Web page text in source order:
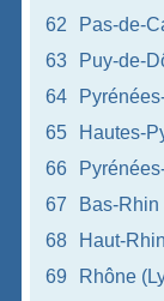
62
Pas-de-
63
Puy-de-
64
65
Hautes-
66
67
Bas-Rhin
68
Haut-
69
Rhône